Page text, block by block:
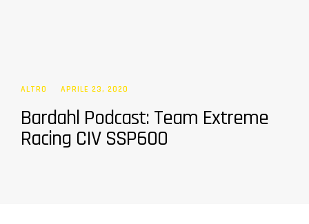
ALTRO APRILE 23, 2020
Bardahl Podcast: Team Extreme
Racing CIV SSP600